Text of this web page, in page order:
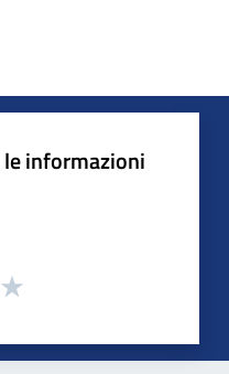
informazioni